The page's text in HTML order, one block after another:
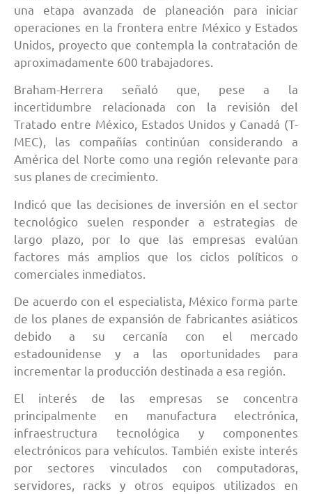
una etapa avanzada de planeación para iniciar
operaciones en la frontera entre México y Estados
Unidos, proyecto que contempla la contratación de
aproximadamente 600 trabajadores.
Braham-Herrera señaló que, pese a la
incertidumbre relacionada con la revisión del
Tratado entre México, Estados Unidos y Canadá (T-
MEC), las compañías continúan considerando a
América del Norte como una región relevante para
sus planes de crecimiento.
Indicó que las decisiones de inversión en el sector
tecnológico suelen responder a estrategias de
largo plazo, por lo que las empresas evalúan
factores más amplios que los ciclos políticos o
comerciales inmediatos.
De acuerdo con el especialista, México forma parte
de los planes de expansión de fabricantes asiáticos
debido a su cercanía con el mercado
estadounidense y a las oportunidades para
incrementar la producción destinada a esa región.
El interés de las empresas se concentra
principalmente en manufactura electrónica,
infraestructura tecnológica y componentes
electrónicos para vehículos. También existe interés
por sectores vinculados con computadoras,
servidores, racks y otros equipos utilizados en